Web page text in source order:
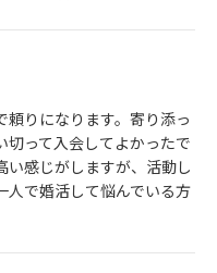
りになります。寄り添っ
切って入会してよかったで
い感じがしますが、活動し
人で婚活して悩んでいる方